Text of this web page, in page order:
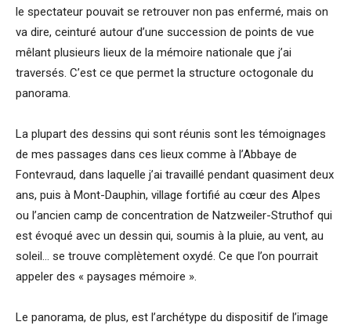
le spectateur pouvait se retrouver non pas enfermé, mais on
va dire, ceinturé autour d’une succession de points de vue
mêlant plusieurs lieux de la mémoire nationale que j’ai
traversés. C’est ce que permet la structure octogonale du
panorama.
La plupart des dessins qui sont réunis sont les témoignages
de mes passages dans ces lieux comme à l’Abbaye de
Fontevraud, dans laquelle j’ai travaillé pendant quasiment deux
ans, puis à Mont-Dauphin, village fortifié au cœur des Alpes
ou l’ancien camp de concentration de Natzweiler-Struthof qui
est évoqué avec un dessin qui, soumis à la pluie, au vent, au
soleil… se trouve complètement oxydé. Ce que l’on pourrait
appeler des « paysages mémoire ».
Le panorama, de plus, est l’archétype du dispositif de l’image